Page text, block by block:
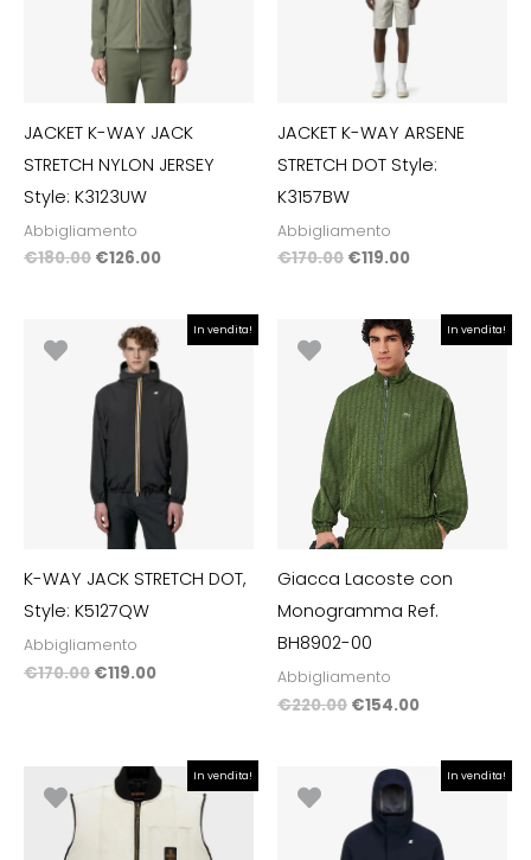
JACKET K-WAY JACK
STRETCH NYLON JERSEY
Style: K3123UW
Abbigliamento
€180.00 €126.00
JACKET K-WAY ARSENE
STRETCH DOT Style:
K3157BW
Abbigliamento
€170.00 €119.00
In vendita!
K-WAY JACK STRETCH DOT,
Style: K5127QW
Abbigliamento
€170.00
prezzo
originale
era:
€170.00.
€119.00
Il
prezzo
attuale
è:
€119.00.
In vendita!
Giacca Lacoste con
Monogramma Ref.
BH8902-00
Abbigliamento
€220.00
prezzo
originale
era:
€220.00.
€154.00
prezzo
è:
€154.00.
In vendita!
prezzo
originale
€140.00.
Il
prezzo
attuale
€98.00.
In vendita!
prezzo
originale
era:
prezzo
è:
€224.00.